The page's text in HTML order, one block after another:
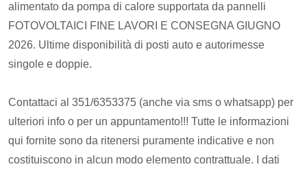
alimentato da pompa di calore supportata da pannelli
FOTOVOLTAICI FINE LAVORI E CONSEGNA GIUGNO
2026. Ultime disponibilità di posti auto e autorimesse
singole e doppie.
Contattaci al 351/6353375 (anche via sms o whatsapp) per
ulteriori info o per un appuntamento!!! Tutte le informazioni
qui fornite sono da ritenersi puramente indicative e non
costituiscono in alcun modo elemento contrattuale. I dati